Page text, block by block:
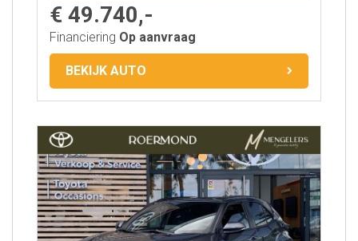
€ 49.740,-
Financiering Op aanvraag
BEKIJK AUTO